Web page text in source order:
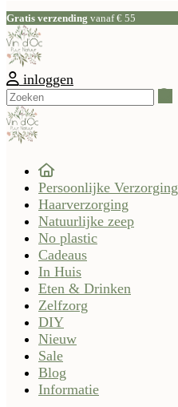
Gratis verzending vanaf € 55
inloggen
Persoonlijke Verzorging
Haarverzorging
Natuurlijke zeep
No plastic
Cadeaus
In Huis
Eten & Drinken
Zelfzorg
DIY
Nieuw
Sale
Blog
Informatie